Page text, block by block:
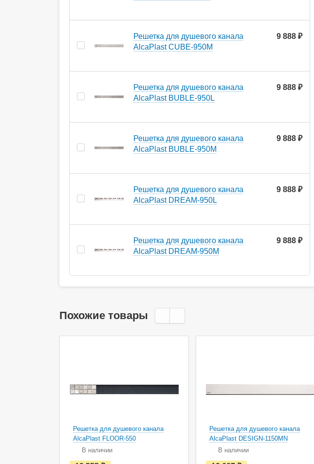
Решетка для душевого канала
AlcaPlast CUBE-950M
9 888 ₽
Решетка для душевого канала
AlcaPlast BUBLE-950L
9 888 ₽
Решетка для душевого канала
AlcaPlast BUBLE-950M
9 888 ₽
Решетка для душевого канала
AlcaPlast DREAM-950L
9 888 ₽
Решетка для душевого канала
AlcaPlast DREAM-950M
9 888 ₽
Похожие товары
Решетка для душевого канала
AlcaPlast FLOOR-550
В наличии
Решетка для душевого канала
AlcaPlast DESIGN-1150MN
В наличии